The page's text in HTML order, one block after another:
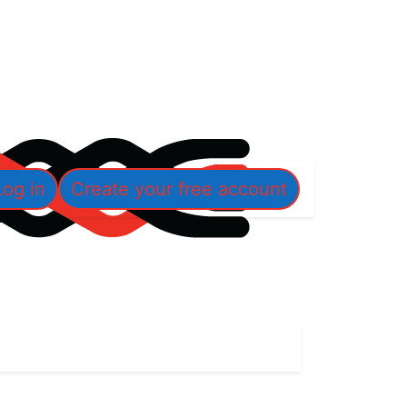
in Create your free account